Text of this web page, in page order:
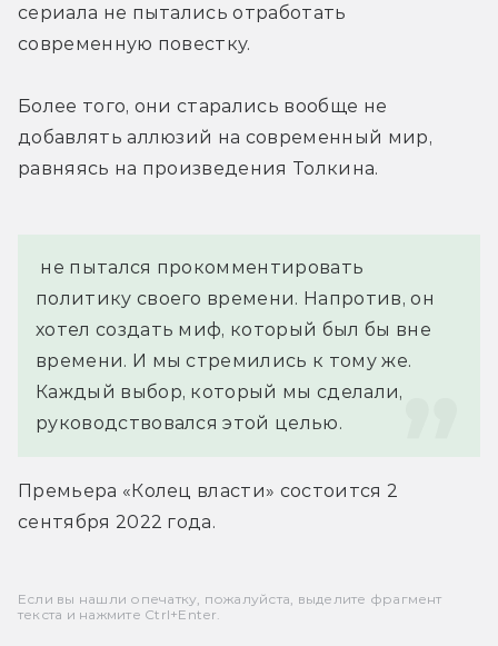
сериала не пытались отработать
современную повестку.
Более того, они старались вообще не
добавлять аллюзий на современный мир,
равняясь на произведения Толкина.
политику своего времени. Напротив, он
хотел создать миф, который был бы вне
времени. И мы стремились к тому же.
Каждый выбор, который мы сделали,
руководствовался этой целью.
Премьера «Колец власти» состоится 2
сентября 2022 года.
Если вы нашли опечатку, пожалуйста, выделите фрагмент
текста и нажмите Ctrl+Enter.